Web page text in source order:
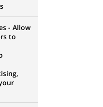
напрямом;
сфері з
що регламентують
економічного
осіб, інструкцій
- Allow
to